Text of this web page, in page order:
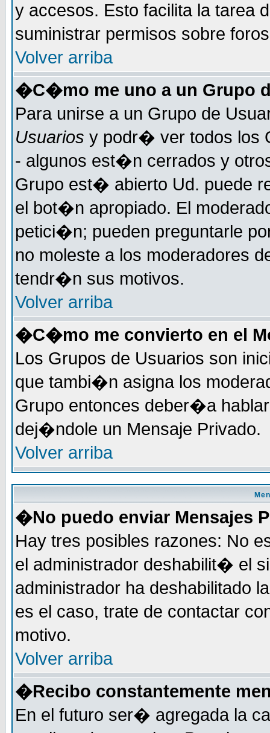
y accesos. Esto facilita la tarea
suministrar permisos sobre
Volver arriba
�C�mo me uno a un Grupo
Para unirse a un Grupo de
Usuarios y podr� ver todos los
- algunos est�n cerrados y
Grupo est� abierto Ud. puede
el bot�n apropiado. El
petici�n; pueden preguntarle
no moleste a los moderadores
tendr�n sus motivos.
Volver arriba
�C�mo me convierto en el
Los Grupos de Usuarios son
que tambi�n asigna los
Grupo entonces deber�a
dej�ndole un Mensaje Privado.
Volver arriba
�No puedo enviar Mensajes
Hay tres posibles razones: No
el administrador deshabilit� el
administrador ha deshabilitado
es el caso, trate de contactar
motivo.
Volver arriba
�Recibo constantemente
En el futuro ser� agregada la